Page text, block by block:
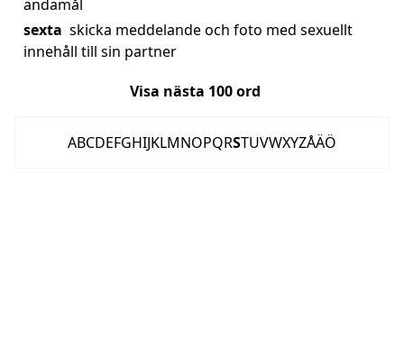
ändamål
sexta skicka meddelande och foto med sexuellt
innehåll till sin partner
Visa nästa 100ord
ABCDEFGHIJKLMNOPQRSTUVWXYZÅÄÖ